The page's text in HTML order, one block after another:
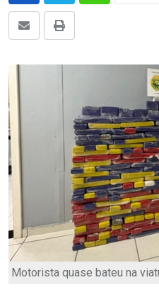
Motorista quase bateu na